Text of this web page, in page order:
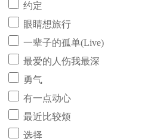
约定
眼睛想旅行
一辈子的孤单(Live)
最爱的人伤我最深
勇气
有一点动心
最近比较烦
选择